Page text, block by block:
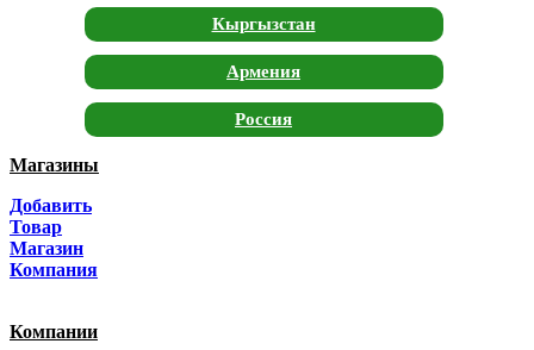
Кыргызстан
Армения
Россия
Магазины
Добавить
Товар
Магазин
Компания
Компании